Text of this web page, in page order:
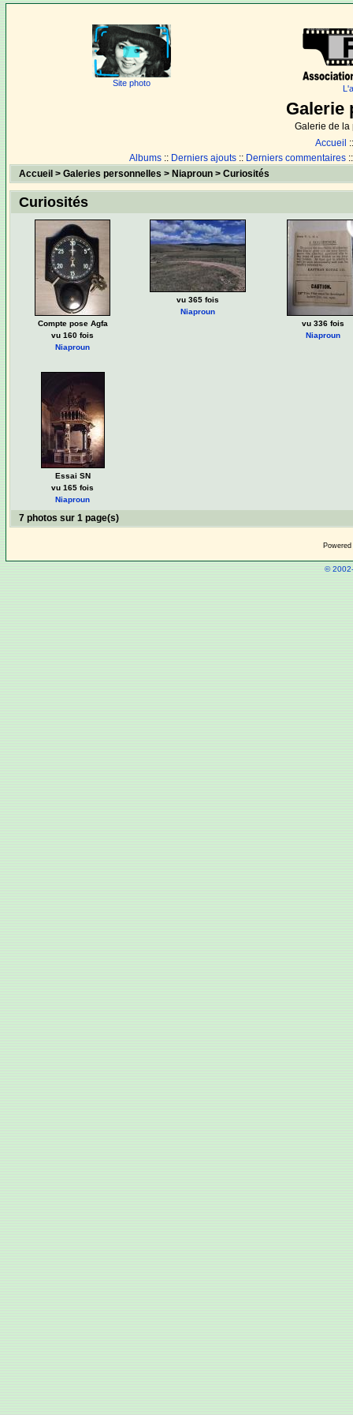
Site photo
Galerie
Galerie de la
Accueil
Albums :: Derniers ajouts :: Derniers commentaires
Accueil > Galeries personnelles > Niaproun> Curiosités
Curiosités
Compte pose Agfa
vu 160 fois
Niaproun
vu 365 fois
Niaproun
vu 336 fois
Niaproun
Essai SN
vu 165 fois
Niaproun
7 photos sur 1 page(s)
©